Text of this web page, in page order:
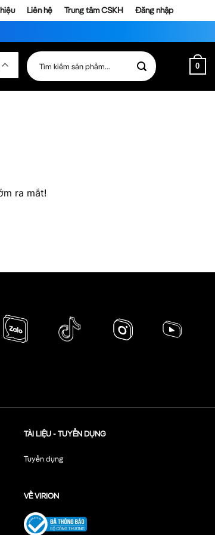
Liên hệ Trung tâm CSKH
Đăng nhập
Tìm
kiếm:
0
ra mắt!
TÀI LIỆU - TUYỂN DỤNG
Tuyển dụng
VỀ VIRION